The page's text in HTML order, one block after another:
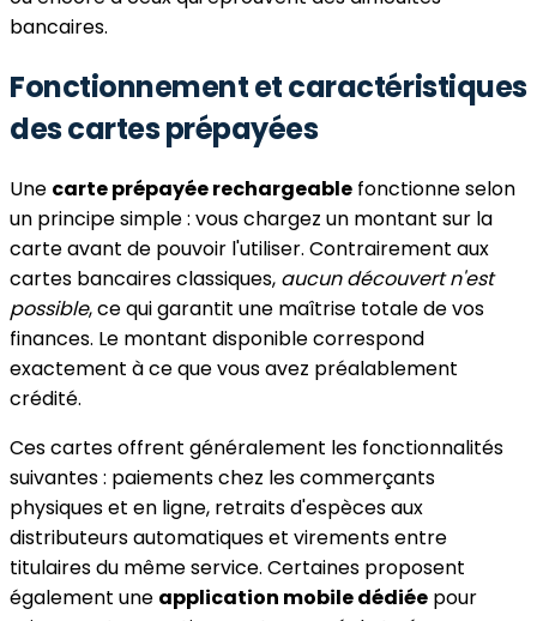
bancaires.
Fonctionnement et caractéristiques
des cartes prépayées
Une carte prépayée rechargeable fonctionne selon
un principe simple : vous chargez un montant sur la
carte avant de pouvoir l'utiliser. Contrairement aux
cartes bancaires classiques, aucun découvert n'est
possible, ce qui garantit une maîtrise totale de vos
finances. Le montant disponible correspond
exactement à ce que vous avez préalablement
crédité.
Ces cartes offrent généralement les fonctionnalités
suivantes : paiements chez les commerçants
physiques et en ligne, retraits d'espèces aux
distributeurs automatiques et virements entre
titulaires du même service. Certaines proposent
également une application mobile dédiée pour